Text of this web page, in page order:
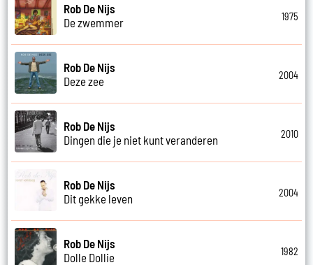
Rob De Nijs
De zwemmer
1975
Rob De Nijs
Deze zee
2004
Rob De Nijs
Dingen die je niet kunt veranderen
2010
Rob De Nijs
Dit gekke leven
2004
Rob De Nijs
Dolle Dollie
1982